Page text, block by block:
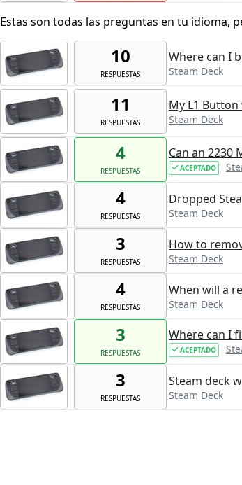
Estas son todas las preguntas en tu idioma,
10
RESPUESTAS
Where can I
Steam Deck
11
RESPUESTAS
My L1
Steam Deck
4
RESPUESTAS
Can an 2230
ACEPTADO
4
RESPUESTAS
Dropped
Steam Deck
3
RESPUESTAS
How to
Steam Deck
4
RESPUESTAS
When will a
Steam Deck
3
RESPUESTAS
Where can I
ACEPTADO
3
RESPUESTAS
Steam deck
Steam Deck